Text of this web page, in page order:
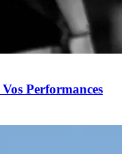
Performances